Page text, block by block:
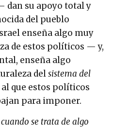
dan su apoyo total y
del pueblo
enseña algo muy
de estos políticos — y,
enseña algo
delsistema del
al que estos políticos
para imponer.
se trata de algo